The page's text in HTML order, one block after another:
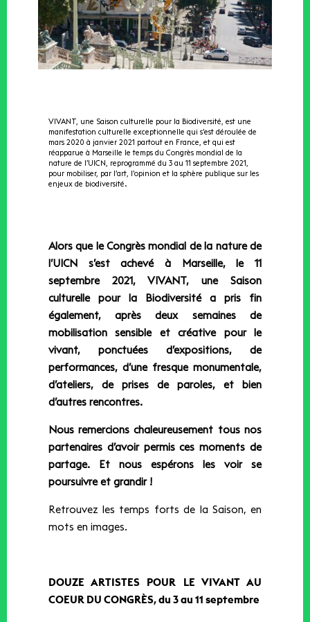
VIVANT, une Saison culturelle pour la Biodiversité, est une
manifestation culturelle exceptionnelle qui s’est déroulée de
mars 2020 à janvier 2021 partout en France, et qui est
réapparue à Marseille le temps du Congrès mondial de la
nature de l’UICN, reprogrammé du 3 au 11 septembre 2021,
pour mobiliser, par l’art, l’opinion et la sphère publique sur les
enjeux de biodiversité.
Alors que le Congrès mondial de la nature de
l’UICN s’est achevé à Marseille, le 11
septembre 2021, VIVANT, une Saison
culturelle pour la Biodiversité a pris fin
également, après deux semaines de
mobilisation sensible et créative pour le
vivant, ponctuées d’expositions, de
performances, d’une fresque monumentale,
d’ateliers, de prises de paroles, et bien
d’autres rencontres.
Nous remercions chaleureusement tous nos
partenaires d’avoir permis ces moments de
partage. Et nous espérons les voir se
poursuivre et grandir !
Retrouvez les temps forts de la Saison, en
mots en images.
DOUZE ARTISTES POUR LE VIVANT AU
COEUR DU CONGRÈS, du 3 au 11 septembre